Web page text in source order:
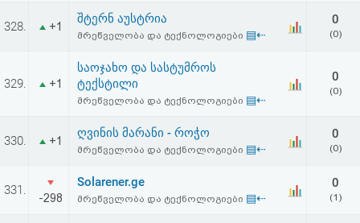
სალიცენზიო
შეთანხმება
პასუხისმგებლობის
უარყოფა
328. +1
შტერნ აუსტრია
მრეწველობა და ტექნოლოგიები ▤⇠
0
(0)
329. +1
საოჯახო და სასტუმროს
ტექსტილი
მრეწველობა და ტექნოლოგიები ▤⇠
0
(0)
330. +1
ღვინის მარანი - როჭო
მრეწველობა და ტექნოლოგიები ▤⇠
0
(0)
331.
-298
Solarener.ge
მრეწველობა და ტექნოლოგიები ▤⇠
0
(1)